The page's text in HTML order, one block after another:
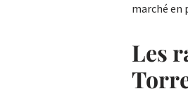
marché en
Les